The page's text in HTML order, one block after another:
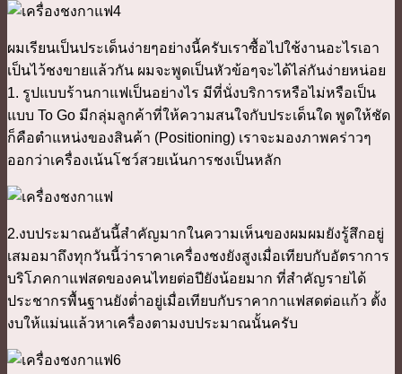
ผมเรียนเป็นประเด็นง่ายๆอย่างนี้ครับเราซื้อไปใช้งานอะไรเอา
เป็นไว้ชงขายแล้วกัน ผมจะพูดเป็นหัวข้อๆจะได้ไล่กันง่ายหน่อย
1. รูปแบบร้านกาแฟเป็นอย่างไร มีที่นั่งบริการหรือไม่หรือเป็น
แบบ To Go มีกลุ่มลูกค้าที่ให้ความสนใจกับประเด็นใด พูดให้ชัด
ก็คือตำแหน่งของสินค้า (Positioning) เราจะมองภาพคร่าวๆ
ออกว่าเครื่องเน้นโชว์สวยเน้นการชงเป็นหลัก
2.งบประมาณอันนี้สำคัญมากในความเห็นของผมผมยังรู้สึกอยู่
เสมอมาถึงทุกวันนี้ว่าราคาเครื่องชงยังสูงเมื่อเทียบกับอัตราการ
บริโภคกาแฟสดของคนไทยต่อปียังน้อยมาก ที่สำคัญรายได้
ประชากรพื้นฐานยังต่ำอยู่เมื่อเทียบกับราคากาแฟสดต่อแก้ว ตั้ง
งบให้แม่นแล้วหาเครื่องตามงบประมาณนั้นครับ